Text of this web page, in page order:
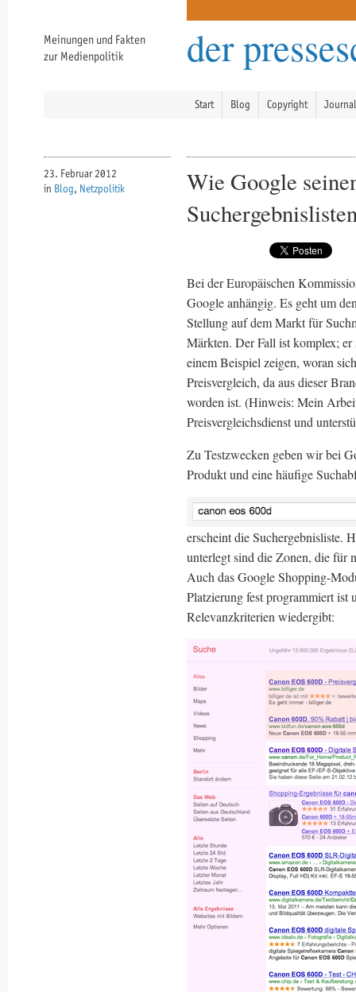
Meinungen und Fakten
zur Medienpolitik
der
Start Blog Copyright
23. Februar 2012
in Blog, Netzpolitik
Wie Google
Bei der Europäischen
Google anhängig. Es geht um
Stellung auf dem Markt für
Märkten. Der Fall ist komplex;
einem Beispiel zeigen, woran
Preisvergleich, da aus dieser
worden ist. (Hinweis: Mein
Preisvergleichsdienst und
Zu Testzwecken geben wir bei
Produkt und eine häufige
erscheint die Suchergebnisliste.
unterlegt sind die Zonen, die für
Auch das Google Shopping-
Platzierung fest programmiert ist
Relevanzkriterien wiedergibt: